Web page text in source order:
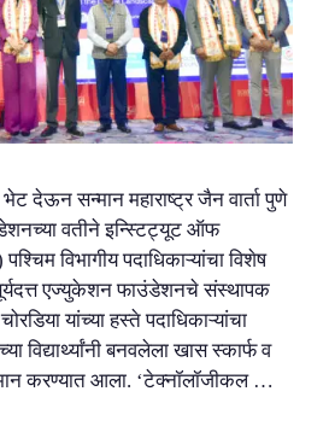
देऊन सन्मान महाराष्ट्र जैन वार्ता पुणे
वतीने इन्स्टिट्यूट ऑफ
विभागीय पदाधिकाऱ्यांचा विशेष
एज्युकेशन फाउंडेशनचे संस्थापक
यांच्या हस्ते पदाधिकाऱ्यांचा
विद्यार्थ्यांनी बनवलेला खास स्कार्फ व
करण्यात आला. ‘टेक्नॉलॉजीकल …